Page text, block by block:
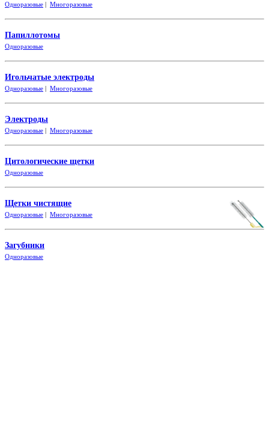
Одноразовые | Многоразовые
Папиллотомы
Одноразовые
Игольчатые электроды
Одноразовые | Многоразовые
Электроды
Одноразовые | Многоразовые
Цитологические щетки
Одноразовые
Щетки чистящие
Одноразовые | Многоразовые
Загубники
Одноразовые